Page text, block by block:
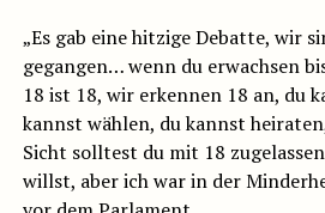
„Es gab eine hitzige Debatte, wir
gegangen… wenn du erwachsen
18 ist 18, wir erkennen 18 an, du
kannst wählen, du kannst
Sicht solltest du mit 18
willst, aber ich war in der